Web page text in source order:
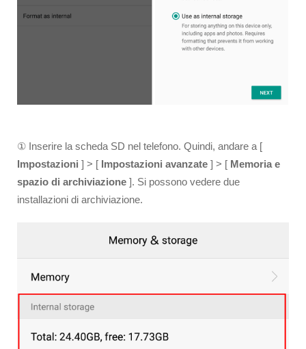
① Inserire la scheda SD nel telefono. Quindi, andare a [
Impostazioni ] > [ Impostazioni avanzate ] > [ Memoria e
spazio di archiviazione ]. Si possono vedere due
installazioni di archiviazione.